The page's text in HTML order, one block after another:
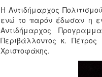
Η Αντιδήμαρχος
ενώ το παρόν έδωσαν η
Αντιδήμαρχος
Περιβάλλοντος κ. Πέτρος
Χριστοφάκης.